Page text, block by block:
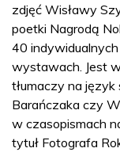
zdjęć Wisławy
poetki Nagrodą
40
wystawach. Jest
tłumaczy na język
Barańczaka czy
w czasopismach
tytuł Fotografa